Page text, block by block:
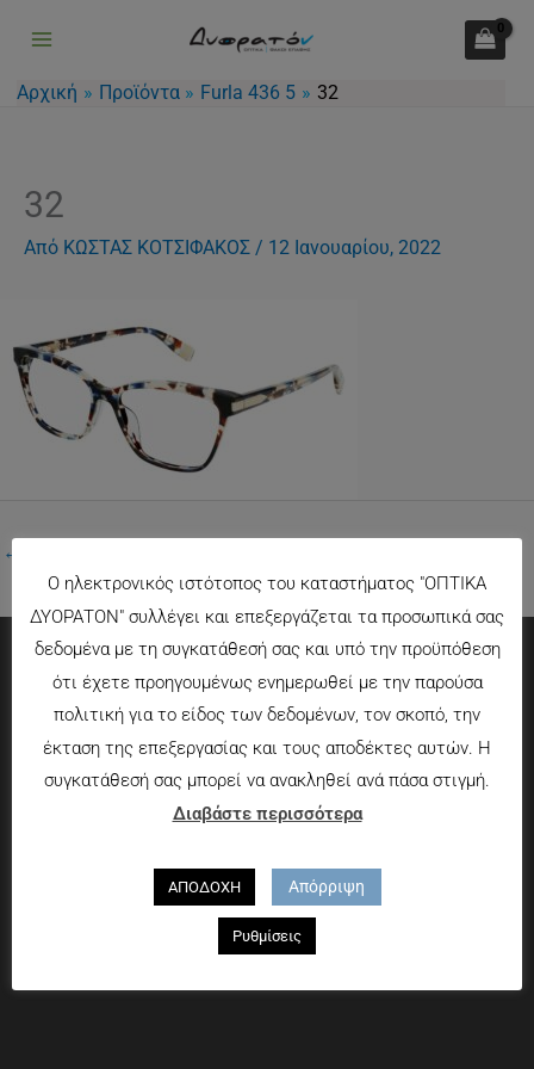
περιεχόμενο
Αρχική Προϊόντα Furla 436 5 32
32
Από ΚΩΣΤΑΣ ΚΟΤΣΙΦΑΚΟΣ / 12 Ιανουαρίου, 2022
←
Πληροφορίες
Τρόποι πληρωμής
Τρόποι αποστολής
Πολιτική επιστροφών
Χαροκόπου 13-15, Αθήνα 176 72
Ο ηλεκτρονικός ιστότοπος του καταστήματος "ΟΠΤΙΚΑ
ΔΥΟΡΑΤΟΝ" συλλέγει και επεξεργάζεται τα προσωπικά σας
δεδομένα με τη συγκατάθεσή σας και υπό την προϋπόθεση
ότι έχετε προηγουμένως ενημερωθεί με την παρούσα
πολιτική για το είδος των δεδομένων, τον σκοπό, την
έκταση της επεξεργασίας και τους αποδέκτες αυτών. Η
συγκατάθεσή σας μπορεί να ανακληθεί ανά πάσα στιγμή.
Διαβάστε περισσότερα
ΑΠΟΔΟΧΗ Απόρριψη
Ρυθμίσεις